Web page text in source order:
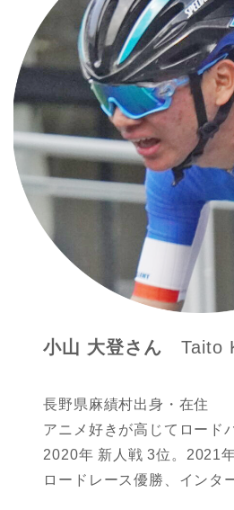
小山 大登さん Taito
長野県麻績村出身・在住
アニメ好きが高じてロード
2020年 新人戦 3位。2021
ロードレース優勝、インタ